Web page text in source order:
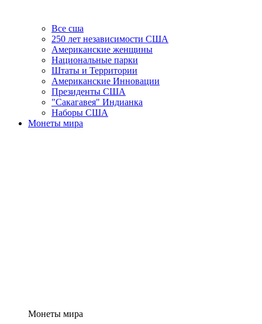
Все сша
250 лет независимости США
Американские женщины
Национальные парки
Штаты и Территории
Американские Инновации
Президенты США
"Сакагавея" Индианка
Наборы США
Монеты мира
Монеты мира